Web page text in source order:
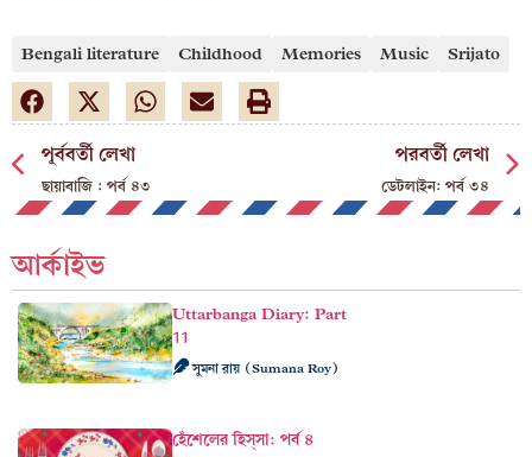
Bengali literature Childhood Memories Music Srijato
পূর্ববর্তী লেখা
ছায়াবাজি : পর্ব ৪৩
পরবর্তী লেখা
ডেটলাইন: পর্ব ৩৪
আর্কাইভ
Uttarbanga Diary: Part
11
সুমনা রায় (Sumana Roy)
হেঁশেলের হিস্‌সা: পর্ব ৪